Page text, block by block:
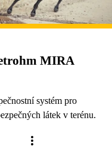
MIRA
systém pro
látek v terénu.